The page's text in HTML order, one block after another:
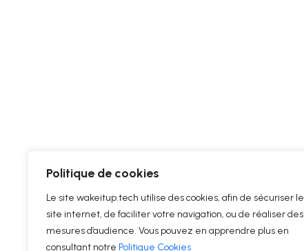
Politique de cookies
Le site wakeitup.tech utilise des cookies, afin de sécuriser le
site internet, de faciliter votre navigation, ou de réaliser des
mesures d’audience. Vous pouvez en apprendre plus en
consultant notre Politique Cookies